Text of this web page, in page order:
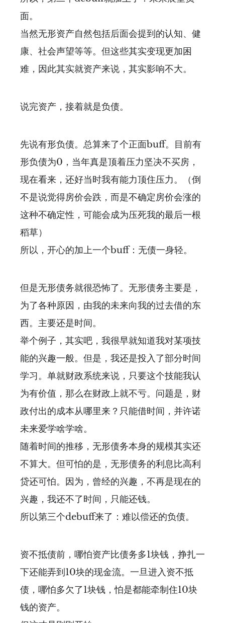
面。
当然无形资产自然包括后面会提到的认知、健
康、社会声望等等。但这些其实变现更加困
难，因此其实就资产来说，其实影响不大。
说完资产，接着就是负债。
先说有形负债。总算来了个正面buff。目前有
形负债为0，当年真是顶着压力坚决不买房，
现在看来，还好当时我有能力顶住压力。（倒
不是说觉得房价会跌，而是不确定房价会涨的
这种不确定性，可能会成为压死我的最后一根
稻草）
所以，开心的加上一个buff：无债一身轻。
但是无形债务就很恐怖了。无形债务主要是，
为了各种原因，由我的未来向我的过去借的东
西。主要还是时间。
举个例子，其实吧，我很早就知道我对某项技
能的兴趣一般。但是，我还是投入了部分时间
学习。单就财政系统来说，只要这个技能我认
为有价值，那么在财政上就不亏。问题是，财
政付出的成本从哪里来？只能借时间，并许诺
未来爱学啥学啥。
随着时间的推移，无形债务本身的规模其实还
不算大。但可怕的是，无形债务的利息比高利
贷还可怕。因为，曾经的兴趣，不再是现在的
兴趣，我还不了时间，只能还钱。
所以第三个debuff来了：难以偿还的负债。
资不抵债前，哪怕资产比债务多1块钱，挣扎一
下还能弄到10块的现金流。一旦进入资不抵
债，哪怕多欠了1块钱，怕是都能牵制住10块
钱的资产。